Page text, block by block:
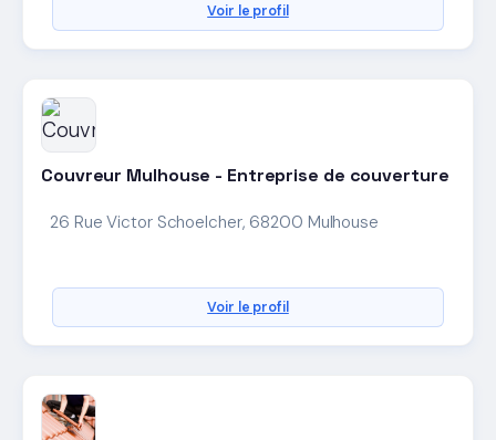
Voir le profil
Couvreur Mulhouse - Entreprise de couverture
26 Rue Victor Schoelcher, 68200 Mulhouse
Voir le profil